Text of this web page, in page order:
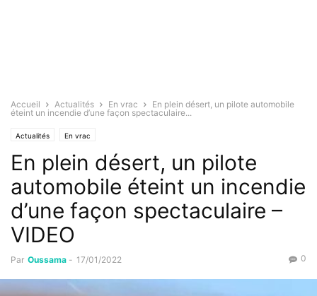
Accueil Actualités En vrac
En plein désert, un pilote automobile
éteint un incendie d’une façon spectaculaire...
Actualités En vrac
En plein désert, un pilote
automobile éteint un incendie
d’une façon spectaculaire –
VIDEO
Par Oussama - 17/01/2022 0